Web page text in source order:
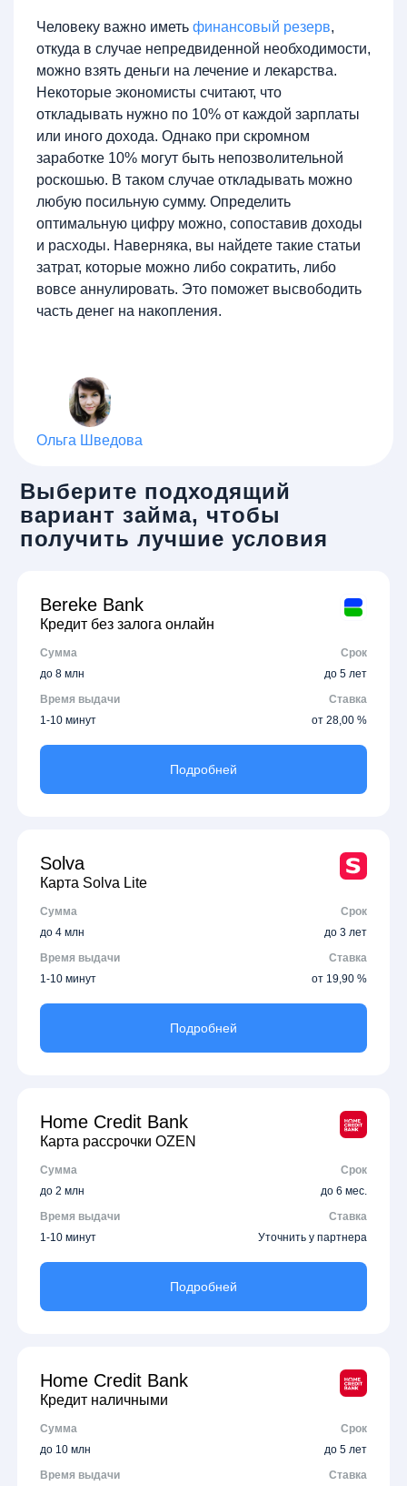
Человеку важно иметь финансовый резерв,
откуда в случае непредвиденной необходимости,
можно взять деньги на лечение и лекарства.
Некоторые экономисты считают, что
откладывать нужно по 10% от каждой зарплаты
или иного дохода. Однако при скромном
заработке 10% могут быть непозволительной
роскошью. В таком случае откладывать можно
любую посильную сумму. Определить
оптимальную цифру можно, сопоставив доходы
и расходы. Наверняка, вы найдете такие статьи
затрат, которые можно либо сократить, либо
вовсе аннулировать. Это поможет высвободить
часть денег на накопления.
Ольга Шведова
Выберите подходящий
вариант займа, чтобы
получить лучшие условия
Bereke Bank
Кредит без залога онлайн
Сумма
Срок
до 8 млн
до 5 лет
Время выдачи
Ставка
1-10 минут
от 28,00 %
Подробней
Solva
Карта Solva Lite
Сумма
Срок
до 4 млн
до 3 лет
Время выдачи
Ставка
1-10 минут
от 19,90 %
Подробней
Home Credit Bank
Карта рассрочки OZEN
Сумма
Срок
до 2 млн
до 6 мес.
Время выдачи
Ставка
1-10 минут
Уточнить у партнера
Подробней
Home Credit Bank
Кредит наличными
Сумма
Срок
до 10 млн
до 5 лет
Время выдачи
Ставка